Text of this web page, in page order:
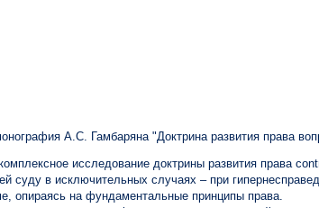
А.С. Гамбаряна "Доктрина развития права
исследование доктрины развития права
суду в исключительных случаях – при
опираясь на фундаментальные принципы права.